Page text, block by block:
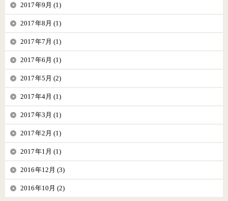
2017年9月 (1)
2017年8月 (1)
2017年7月 (1)
2017年6月 (1)
2017年5月 (2)
2017年4月 (1)
2017年3月 (1)
2017年2月 (1)
2017年1月 (1)
2016年12月 (3)
2016年10月 (2)